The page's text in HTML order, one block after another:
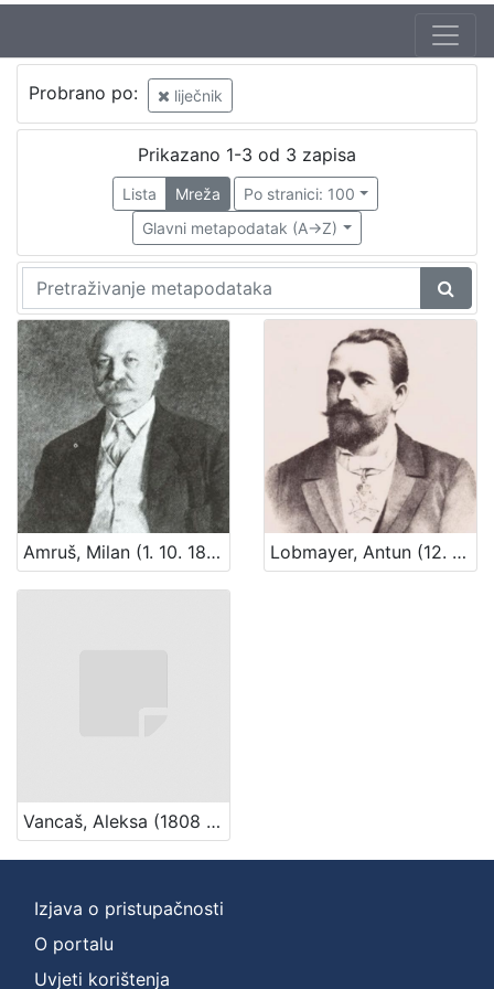
Probrano po: liječnik
Prikazano 1-3 od 3 zapisa
Lista Mreža
Po stranici: 100
Glavni metapodatak (A->Z)
Amruš, Milan (1. 10. 1848. – 26. 05. 1919.) Lobmayer, Antun (12. 08. 1844. – 21. 03. 1906.)
Vancaš, Aleksa (1808 – 28. 04. 1884)
Izjava o pristupačnosti
O portalu
Uvjeti korištenja